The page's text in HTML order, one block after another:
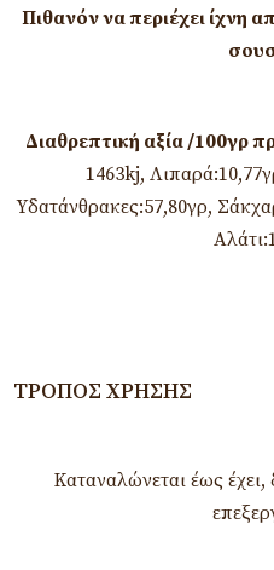
Πιθανόν να περιέχει ίχνη
Διαθρεπτική αξία /100γρ
1463kj,
Υδατάνθρακες:57,80γρ,
ΤΡΌΠΟΣ ΧΡΉΣΗΣ
Καταναλώνεται έως